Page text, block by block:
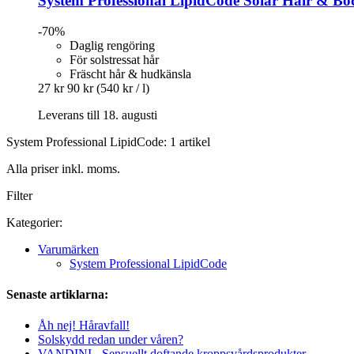
-70%
Daglig rengöring
För solstressat hår
Fräscht hår & hudkänsla
27 kr 90 kr (540 kr / l)
Leverans till 18. augusti
System Professional LipidCode: 1 artikel
Alla priser inkl. moms.
Filter
Kategorier:
Varumärken
System Professional LipidCode
Senaste artiklarna:
Åh nej! Håravfall!
Solskydd redan under våren?